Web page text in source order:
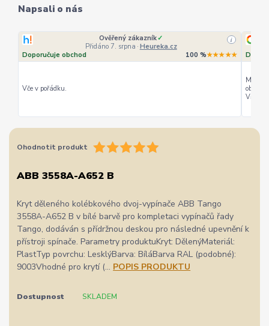
Napsali o nás
Ověřený zákazník✓
Přidáno 7. srpna · Heureka.cz
i
Doporučuje obchod 100 %★★★★★
Vče v pořádku.
Můžu
Vřele
Ohodnotit produkt
ABB 3558A-A652 B
Kryt děleného kolébkového dvoj-vypínače ABB Tango
3558A-A652 B v bílé barvě pro kompletaci vypínačů řady
Tango, dodáván s přídržnou deskou pro následné upevnění k
přístroji spínače. Parametry produktuKryt: DělenýMateriál:
PlastTyp povrchu: LesklýBarva: BíláBarva RAL (podobné):
9003Vhodné pro krytí (... POPIS PRODUKTU
Dostupnost SKLADEM